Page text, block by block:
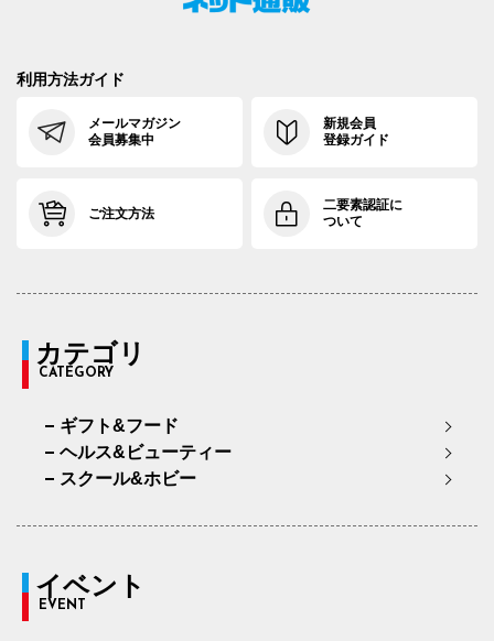
利用方法ガイド
メールマガジン
会員募集中
新規会員
登録ガイド
ご注文方法
二要素認証に
ついて
カテゴリ
CATEGORY
ギフト&フード
ヘルス&ビューティー
スクール&ホビー
イベント
EVENT